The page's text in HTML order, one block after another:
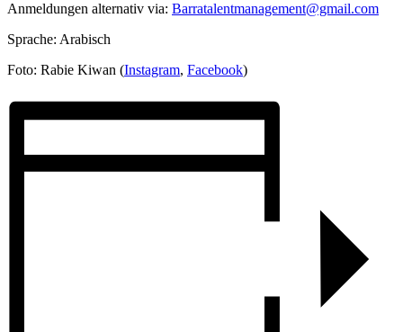
Anmeldungen alternativ via: Barratalentmanagement@gmail.com
Sprache: Arabisch
Foto: Rabie Kiwan (Instagram, Facebook)